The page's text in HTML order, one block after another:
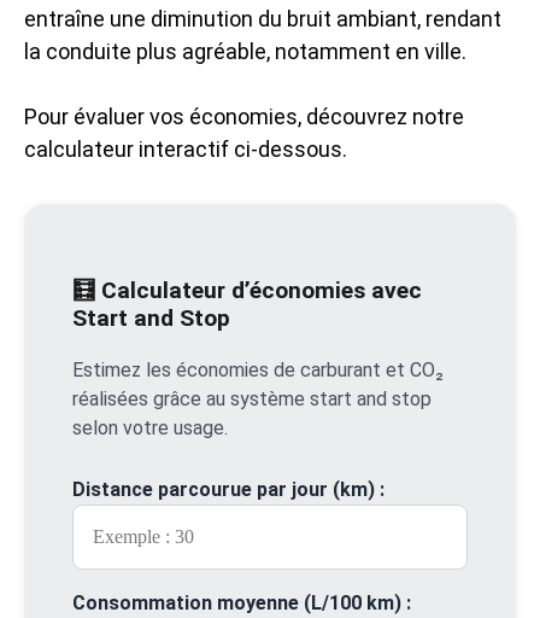
entraîne une diminution du bruit ambiant, rendant
la conduite plus agréable, notamment en ville.
Pour évaluer vos économies, découvrez notre
calculateur interactif ci-dessous.
🧮 Calculateur d’économies avec
Start and Stop
Estimez les économies de carburant et CO₂
réalisées grâce au système start and stop
selon votre usage.
Distance parcourue par jour (km) :
Consommation moyenne (L/100 km) :